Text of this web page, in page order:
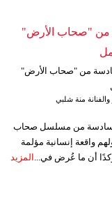
من "صحاب الأرض"
منة شلبي
السادسة من مسلسل صحاب
واقعة إنسانية مؤلمة
مؤكدًا أن ما عُرض في... المزيد